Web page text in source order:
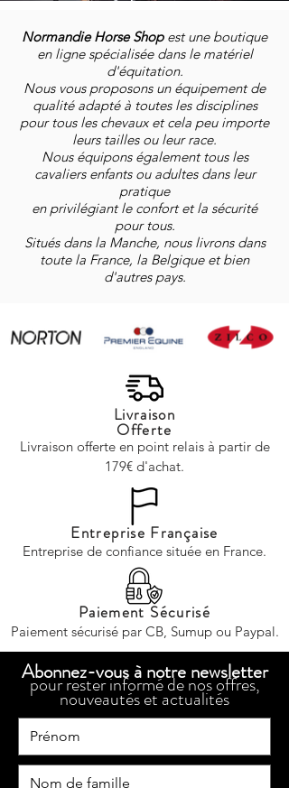
Normandie Horse Shopest une boutique
en ligne spécialisée dans le matériel
d'équitation.
Nous vous proposons un équipement de
qualité adapté à toutes les disciplines
pour tous les chevaux et cela peu importe
leurs tailles ou leur race.
Nous équipons également tous les
cavaliers enfants ou adultes dans leur
pratique
en privilégiant le confort et la sécurité
pour tous.
Situés dans la Manche, nous livrons dans
toute la France, la Belgique et bien
d'autres pays.
Livraison
Offerte
Livraison offerte en point relais à partir de
179€ d'achat.
Entreprise Française
Entreprise de confiance située en France.
Paiement Sécurisé
Paiement sécurisé par CB, Sumup ou Paypal.
Abonnez-vous à notre newsletter
pour rester informé de nos offres,
nouveautés et actualités